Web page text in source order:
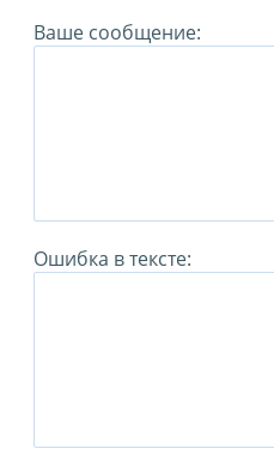
Ваше сообщение:
Ошибка в тексте: